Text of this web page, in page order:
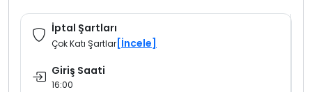
İptal Şartları
Çok Katı Şartlar [İncele]
Giriş Saati
16:00